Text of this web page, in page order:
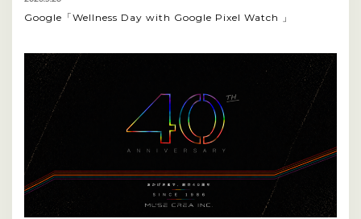
Google「Wellness Day with Google Pixel Watch 」